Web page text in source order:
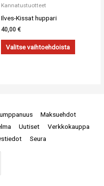
Kannatustuotteet
Ilves-Kissat huppari
40,00 €
Valitse vaihtoehdoista
Maksuehdot
Uutiset
Verkkokauppa
Seura